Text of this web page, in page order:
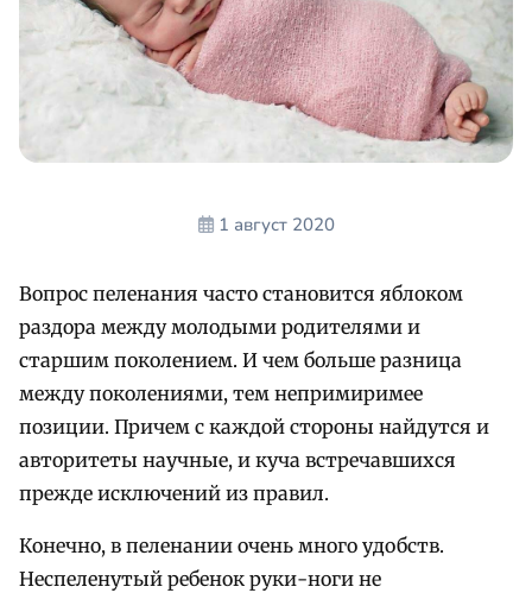
1 август 2020
Вопрос пеленания часто становится яблоком
раздора между молодыми родителями и
старшим поколением. И чем больше разница
между поколениями, тем непримиримее
позиции. Причем с каждой стороны найдутся и
авторитеты научные, и куча встречавшихся
прежде исключений из правил.
Конечно, в пеленании очень много удобств.
Неспеленутый ребенок руки-ноги не